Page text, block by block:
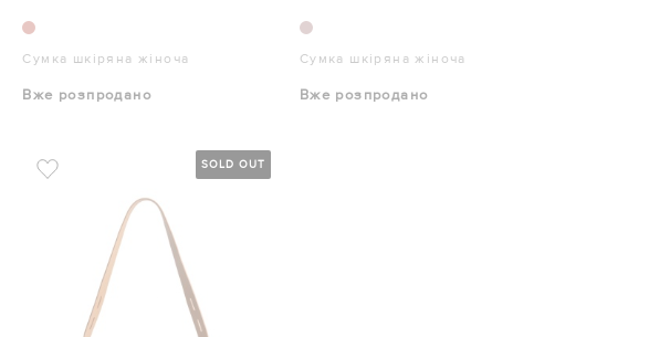
Сумка шкіряна жіноча
Вже розпродано
Сумка шкіряна жіноча
Вже розпродано
SOLD OUT